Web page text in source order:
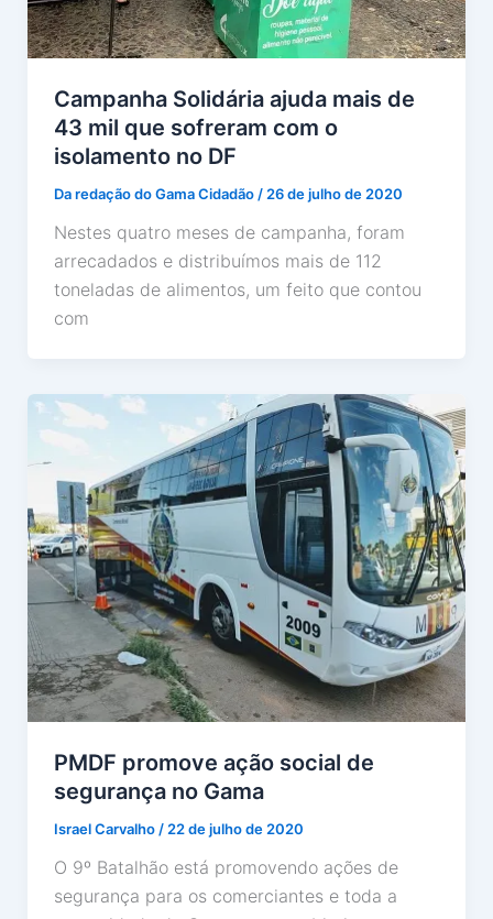
Campanha Solidária ajuda mais de
43 mil que sofreram com o
isolamento no DF
Da redação do Gama Cidadão / 26 de julho de 2020
Nestes quatro meses de campanha, foram
arrecadados e distribuímos mais de 112
toneladas de alimentos, um feito que contou
com
PMDF promove ação social de
segurança no Gama
Israel Carvalho / 22 de julho de 2020
O 9º Batalhão está promovendo ações de
segurança para os comerciantes e toda a